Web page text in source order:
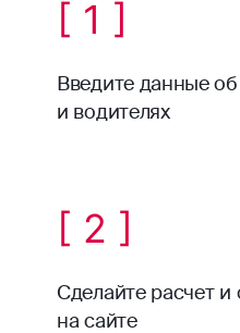
[ 1 ]
Введите данные
и водителях
[ 2 ]
Сделайте расчет и
на сайте